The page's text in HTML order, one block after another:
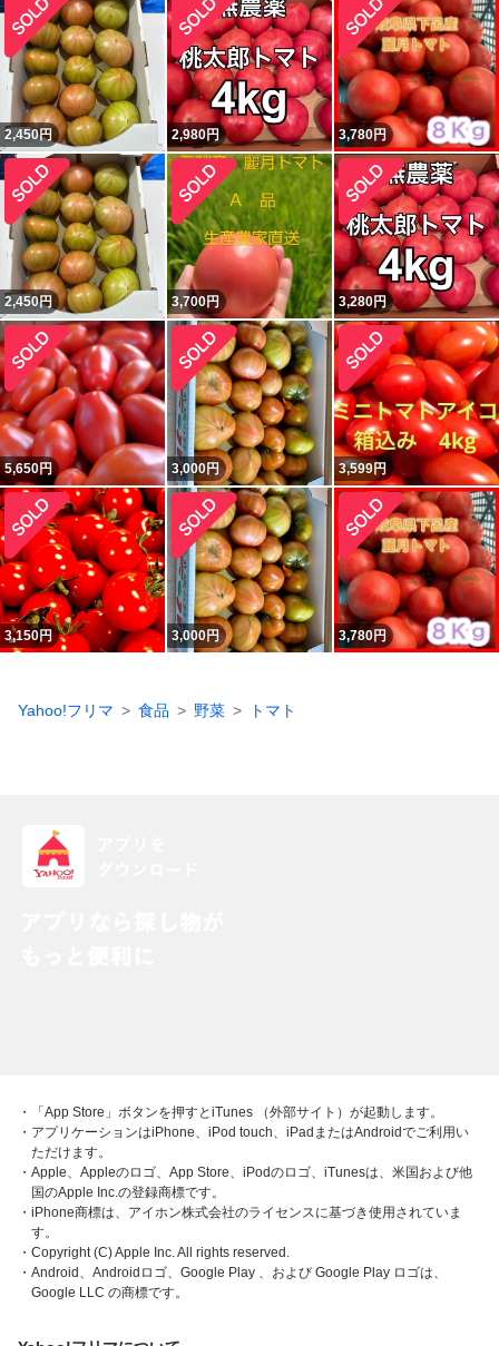
2,450円 2,980円 3,780円
2,450円 3,700円 3,280円
5,650円 3,000円 3,599円
3,150円 3,000円 3,780円
Yahoo!フリマ 食品 野菜 トマト
・「App Store」ボタンを押すとiTunes （外部サイト）が起動します。
・アプリケーションはiPhone、iPod touch、iPadまたはAndroidでご利用い
ただけます。
・Apple、Appleのロゴ、App Store、iPodのロゴ、iTunesは、米国および他
国のApple Inc.の登録商標です。
・iPhone商標は、アイホン株式会社のライセンスに基づき使用されていま
す。
・Copyright (C) Apple Inc. All rights reserved.
・Android、Androidロゴ、Google Play 、および Google Play ロゴは、
Google LLC の商標です。